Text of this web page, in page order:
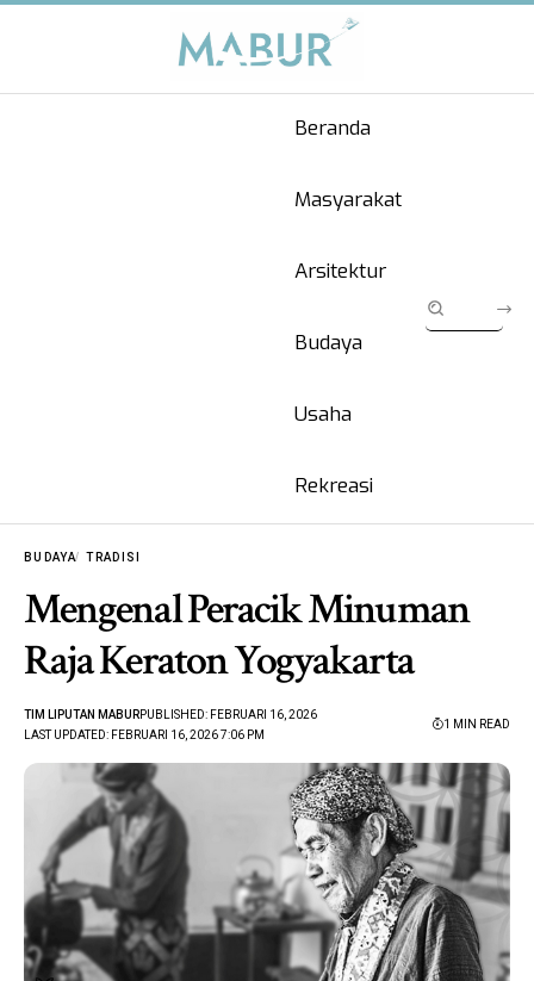
Beranda
Masyarakat
Arsitektur
Budaya
Usaha
Rekreasi
BUDAYA TRADISI
Mengenal Peracik Minuman
Raja Keraton Yogyakarta
LAST UPDATED: FEBRUARI 16, 2026 7:06 PM
TIM LIPUTAN MABURPUBLISHED: FEBRUARI 16, 2026
1 MIN READ